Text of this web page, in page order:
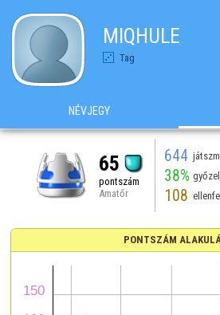
MIQHULE
Tag
NÉVJEGY
65
pontszám
Amatőr
644
38%
108
PONTSZÁM